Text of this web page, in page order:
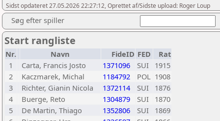
Sidst opdateret 27.05.2026 22:27:12, Oprettet af/Sidste upload: Roger Loup
Søg efter spiller
Start rangliste
Nr. Navn FideID FED
Rat
1
Carta, Francis Josto 1371096 SUI
1915
2
Kaczmarek, Michal 1184792 POL 1908
3
Richter, Gianin Nicola 1372114 SUI
1876
4
Buerge, Reto 1304879 SUI
1870
5
De Martin, Thiago 1352806 SUI
1869